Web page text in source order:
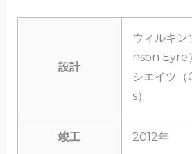
設計
ウィルキ
nson Eyre
シエイツ
s）
竣工 2012年